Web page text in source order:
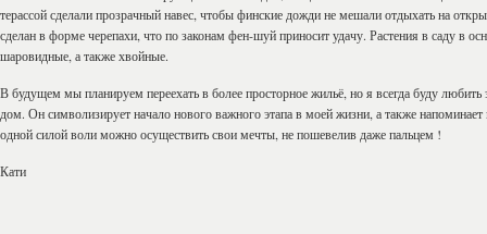
терассой сделали прозрачный навес, чтобы финские дожди не мешали отдыхать на
сделан в форме черепахи, что по законам фен-шуй приносит удачу. Растения в саду в
шаровидные, а также хвойные.
В будущем мы планируем переехать в более просторное жильё, но я всегда буду
дом. Он символизирует начало нового важного этапа в моей жизни, а также
одной силой воли можно осуществить свои мечты, не пошевелив даже пальцем !
Кати